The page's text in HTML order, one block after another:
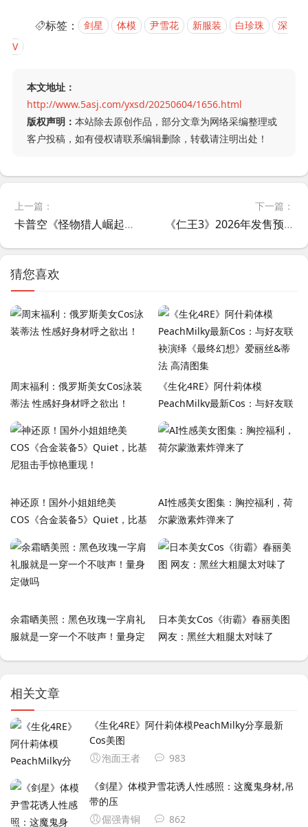
标签： 剑星 体模 尹雪花 新服装 白珍珠
深
V
本文地址：
http://www.5asj.com/yxsd/20250604/1656.html
版权声明： 本站除去原创作品，部分文章为网络采编整理或
客户投稿，如有侵权请联系编辑删除，转载请注明出处！
上一篇：
卡普空《怪物猎人崛起：曙光》销量突破1000万份！系列总销量达1.2亿里程碑
下一篇：
《仁王3》2026年发售预告震撼公布！PS5限时试玩版今日开放 - 通关送正式版装备
猜您喜欢
周末福利：俄罗斯美女Cos泳装
蒂法 性感好身材呼之欲出！
《生化4RE》阿什莉体模
PeachMilky最新Cos：与好友联
袂演绎《最终幻想》爱丽丝&蒂
法 高清图集
神还原！国外小姐姐绝美
COS《合金装备5》Quiet，比基
尼狙击手惊艳重现！
AI性感美女图集：胸控福利，荷
尔蒙激素炸弹来了
余霜晒美照：黑色玫瑰一字肩礼
服就是一穿一个不吱声！量身定
日本美女Cos《街霸》春丽美图
网友：黑丝大粗腿太对味了
相关文章
《生化4RE》阿什莉体模PeachMilky分享最新
Cos美图
泡面王者
983
《剑星》体模尹雪花诱人性感照：这魔鬼身材,吊
带的压
倔强青铜
862